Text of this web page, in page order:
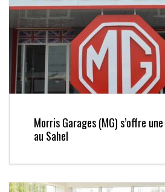
Morris Garages (MG) s’offre
au Sahel